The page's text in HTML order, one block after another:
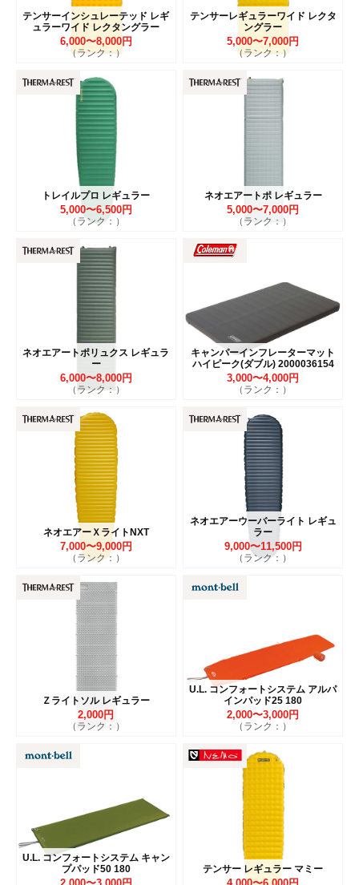
テンサーインシュレーテッド レギ
ュラーワイド レクタングラー
6,000〜8,000円
（ランク：）
テンサーレギュラーワイド レクタ
ングラー
5,000〜7,000円
（ランク：）
トレイルプロ レギュラー
5,000〜6,500円
（ランク：）
ネオエアートポ レギュラー
5,000〜7,000円
（ランク：）
ネオエアートポリュクス レギュラ
ー
6,000〜8,000円
（ランク：）
キャンパーインフレーターマット
ハイピーク(ダブル) 2000036154
3,000〜4,000円
（ランク：）
ネオエアーＸライトNXT
7,000〜9,000円
（ランク：）
ネオエアーウーバーライト レギュ
ラー
9,000〜11,500円
（ランク：）
Ｚライトソル レギュラー
2,000円
（ランク：）
U.L. コンフォートシステム アルパ
インパッド25 180
2,000〜3,000円
（ランク：）
U.L. コンフォートシステム キャン
プパッド50 180
テンサー レギュラー マミー